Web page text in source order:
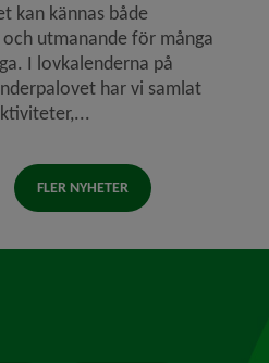
kan kännas både
utmanande för många
I lovkalenderna på
har vi samlat
FLER NYHETER